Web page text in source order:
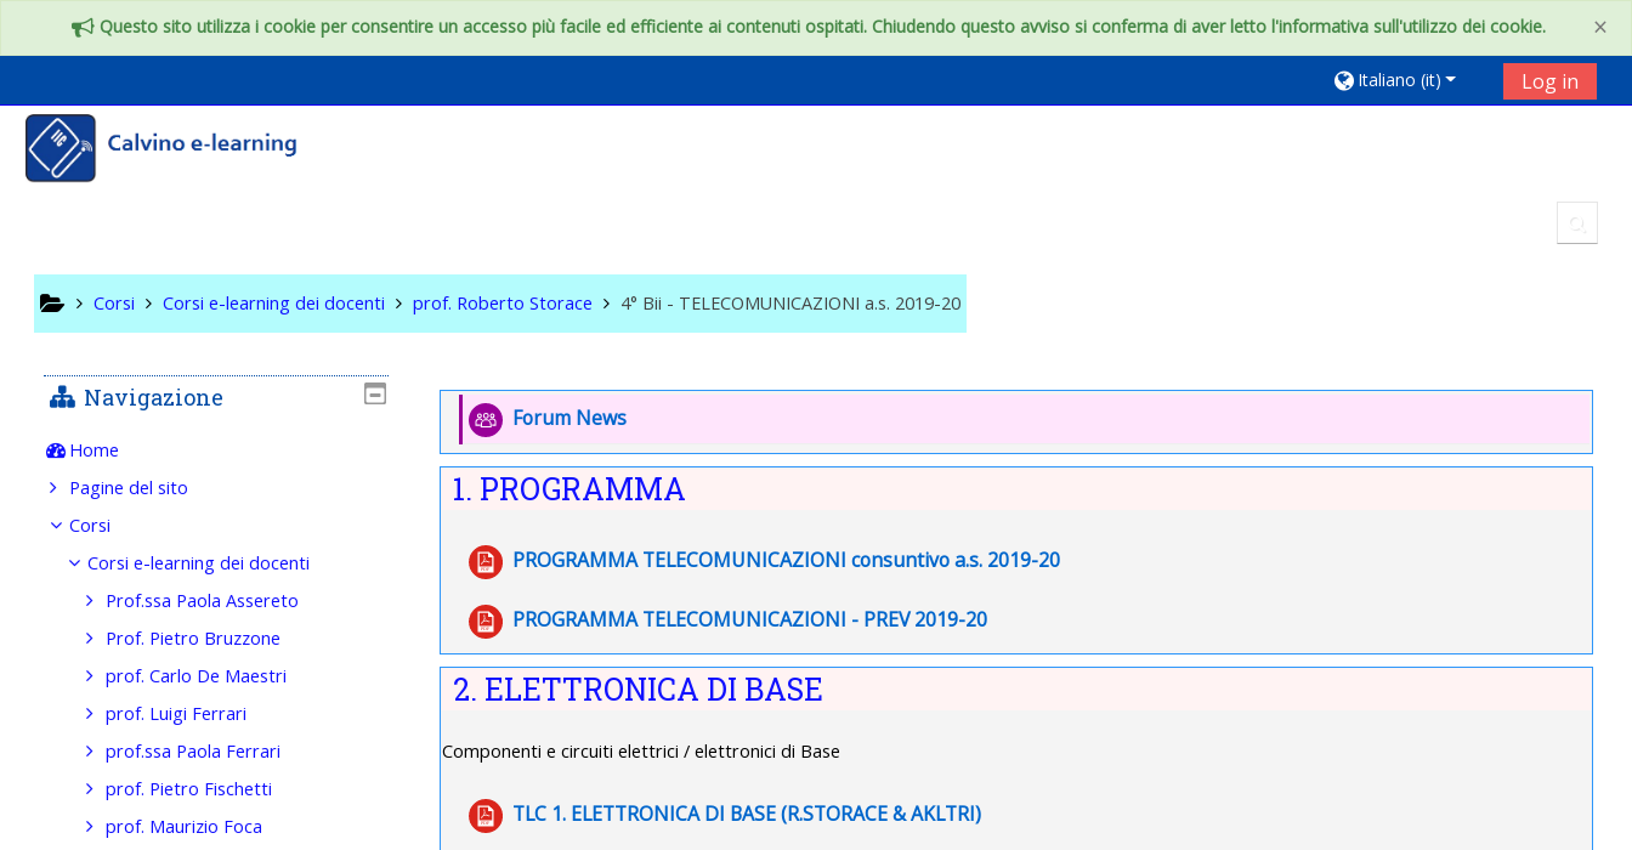
×
Questo sito utilizza i cookie per consentire un accesso più facile ed efficiente ai contenuti ospitati. Chiudendo questo avviso si conferma di aver letto l'informativa sull'utilizzo dei cookie.
Italiano ‎(it)‎ Log in
Corsi Corsi e-learning dei docenti prof. Roberto Storace 4° Bii - TELECOMUNICAZIONI a.s. 2019-20
Indice degli argomenti
Introduzione
Forum News
1. PROGRAMMA
PROGRAMMA TELECOMUNICAZIONI consuntivo a.s. 2019-20
File
PROGRAMMA TELECOMUNICAZIONI - PREV 2019-20
File
2. ELETTRONICA DI BASE
Componenti e circuiti elettrici / elettronici di Base
TLC 1. ELETTRONICA DI BASE (R.STORACE & AKLTRI)
File
Navigazione
Home
Pagine del sito
Corsi
Corsi e-learning dei docenti
Prof.ssa Paola Assereto
Prof. Pietro Bruzzone
prof. Carlo De Maestri
prof. Luigi Ferrari
prof.ssa Paola Ferrari
prof. Pietro Fischetti
prof. Maurizio Foca